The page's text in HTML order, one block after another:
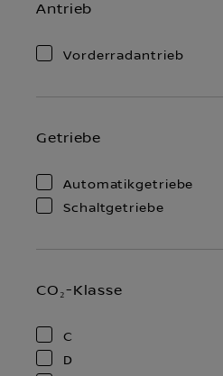
Antrieb
Vorderradantrieb
Getriebe
Automatikgetriebe
Schaltgetriebe
CO₂-Klasse
C
D